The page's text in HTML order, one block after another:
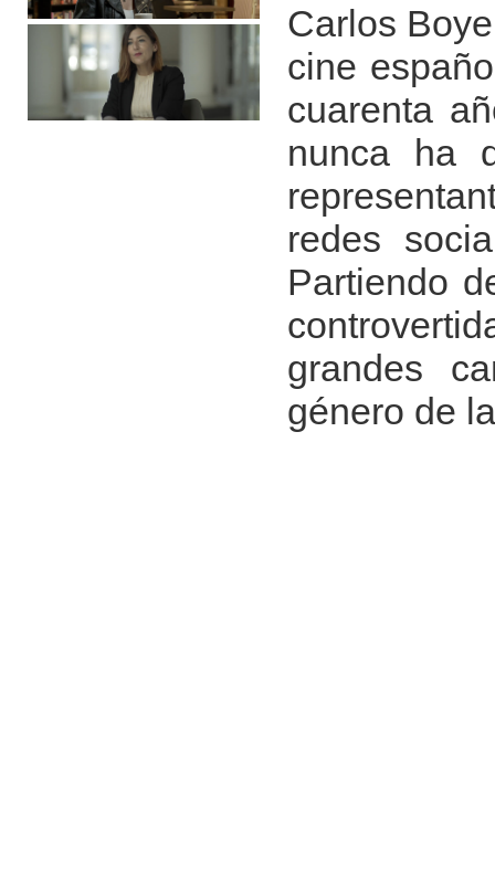
Carlos
cine
cuarenta
nunca ha
redes
Partiendo
grandes
género de